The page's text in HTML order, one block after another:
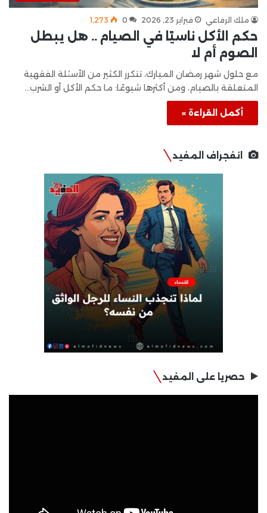
ملك الرفاعي فبراير 23, 2026 0 1٬273
حكم الأكل ناسيًا في الصيام .. هل يبطل
الصوم أم لا
مع حلول شهر رمضان المبارك، تتكرر الكثير من الأسئلة الفقهية
المتعلقة بالصيام، ومن أكثرها شيوعًا: ما حكم الأكل أو الشرب…
أكمل القراءة »
انفجراف المفيد
حصريا على المفيد